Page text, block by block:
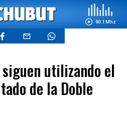
90.1 Mhz
utilizando el
de la Doble